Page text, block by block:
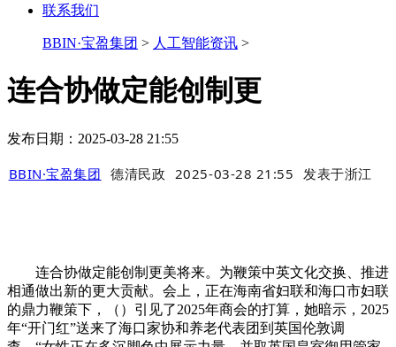
联系我们
BBIN·宝盈集团 > 人工智能资讯 >
连合协做定能创制更
发布日期：2025-03-28 21:55
BBIN·宝盈集团 德清民政 2025-03-28 21:55 发表于浙江
连合协做定能创制更美将来。为鞭策中英文化交换、推进
相通做出新的更大贡献。会上，正在海南省妇联和海口市妇联
的鼎力鞭策下，（）引见了2025年商会的打算，她暗示，2025
年“开门红”送来了海口家协和养老代表团到英国伦敦调